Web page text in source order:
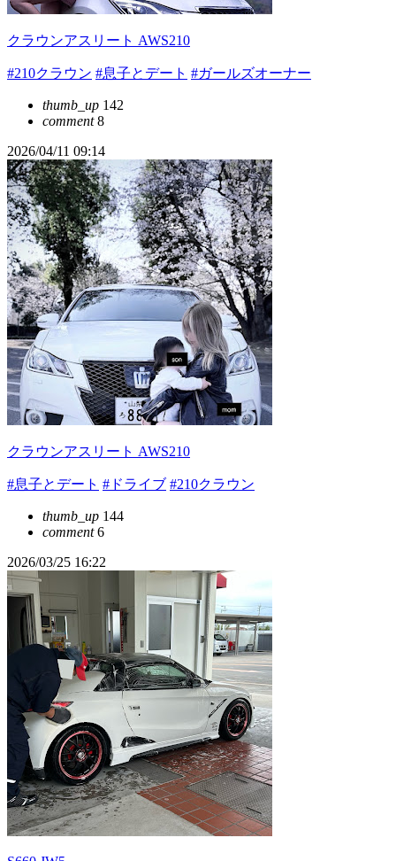
クラウンアスリート AWS210
#210クラウン #息子とデート #ガールズオーナー
thumb_up 142
comment8
2026/04/11 09:14
クラウンアスリート AWS210
#息子とデート #ドライブ #210クラウン
thumb_up 144
comment6
2026/03/25 16:22